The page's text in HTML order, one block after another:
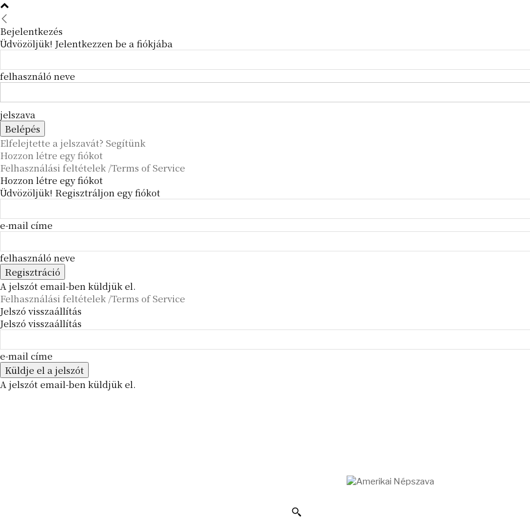
Bejelentkezés
Üdvözöljük! Jelentkezzen be a fiókjába
felhasználó neve
jelszava
Elfelejtette a jelszavát? Segítünk
Hozzon létre egy fiókot
Felhasználási feltételek /Terms of Service
Hozzon létre egy fiókot
Üdvözöljük! Regisztráljon egy fiókot
e-mail címe
felhasználó neve
A jelszót email-ben küldjük el.
Felhasználási feltételek /Terms of Service
Jelszó visszaállítás
Jelszó visszaállítás
e-mail címe
A jelszót email-ben küldjük el.